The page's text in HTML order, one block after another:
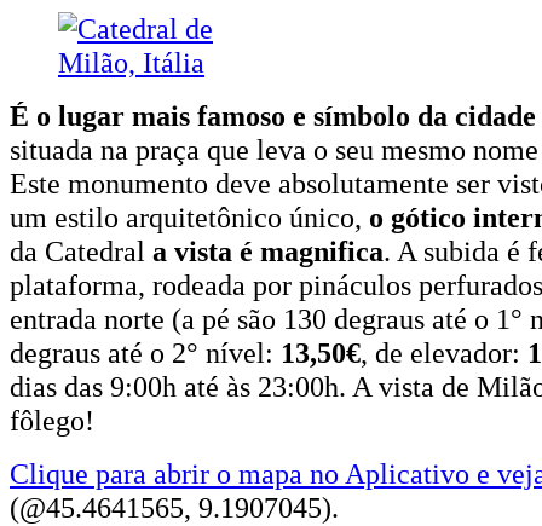
É o lugar mais famoso e símbolo da cidade
situada na praça que leva o seu mesmo
Este monumento deve absolutamente ser
um estilo arquitetônico único, o gótico
da Catedral a vista é magnifica. A subida é
plataforma, rodeada por pináculos
entrada norte (a pé são 130 degraus até o 1°
degraus até o 2° nível: 13,50€, de elevador:
dias das 9:00h até às 23:00h. A vista de
fôlego!
Clique para abrir o mapa no Aplicativo e
(@45.4641565, 9.1907045).